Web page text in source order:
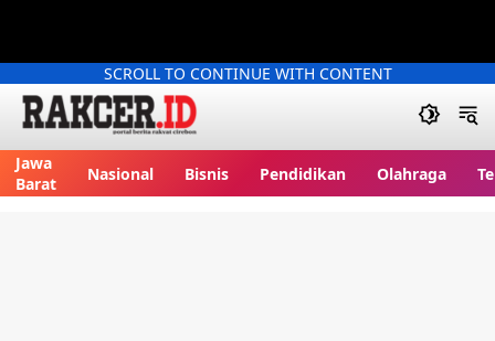
SCROLL TO CONTINUE WITH CONTENT
Jawa
Barat
Nasional Bisnis Pendidikan Olahraga